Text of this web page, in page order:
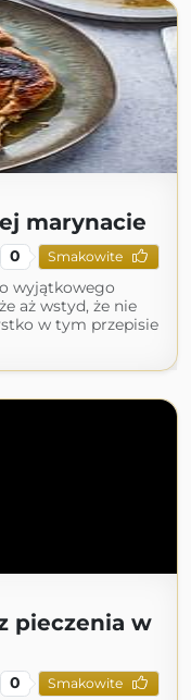
marynacie
0 Smakowite
wyjątkowego
aż wstyd, że nie
w tym przepisie
pieczenia w
0 Smakowite